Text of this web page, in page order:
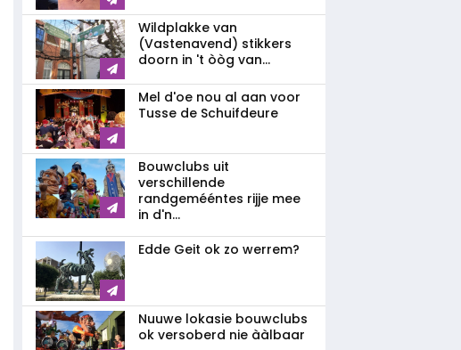
Wildplakke van
(Vastenavend) stikkers
doorn in 't òòg van...
Mel d'oe nou al aan voor
Tusse de Schuifdeure
Bouwclubs uit
verschillende
randgemééntes rijje mee
in d'n...
Edde Geit ok zo werrem?
Nuuwe lokasie bouwclubs
ok versoberd nie ààlbaar